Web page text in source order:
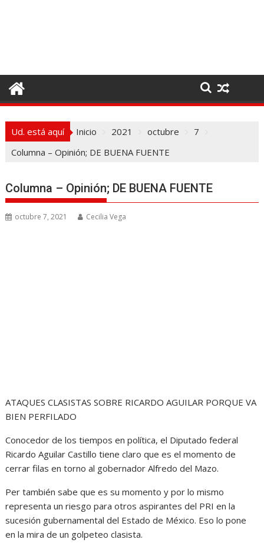
o
t
Ud. está aquí Inicio 2021 octubre
7
Columna – Opinión; DE BUENA FUENTE
Columna – Opinión; DE BUENA FUENTE
octubre 7, 2021 Cecilia Vega
ATAQUES CLASISTAS SOBRE RICARDO AGUILAR PORQUE VA
BIEN PERFILADO
Conocedor de los tiempos en política, el Diputado federal
Ricardo Aguilar Castillo tiene claro que es el momento de
cerrar filas en torno al gobernador Alfredo del Mazo.
Per también sabe que es su momento y por lo mismo
representa un riesgo para otros aspirantes del PRI en la
sucesión gubernamental del Estado de México. Eso lo pone
en la mira de un golpeteo clasista.